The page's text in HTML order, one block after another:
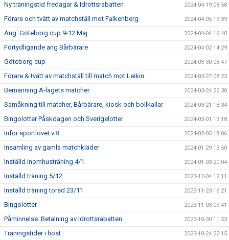
Ny träningstid fredagar & Idrottsrabatten 2024-04-19 08:58
Förare och tvätt av matchställ mot Falkenberg 2024-04-05 19:39
Ang. Göteborg cup 9-12 Maj. 2024-04-04 16:40
Förtydligande ang Bårbärare 2024-04-02 14:29
Göteborg cup 2024-03-30 08:47
Förare & tvätt av matchställ till match mot Leikin. 2024-03-27 08:23
Bemanning A-lagets matcher 2024-03-24 22:30
Samåkning till matcher, Bårbärare, kiosk och bollkallar 2024-03-21 18:34
Bingolotter Påskdagen och Sverigelotter 2024-03-01 13:18
Inför sportlovet v.8 2024-02-05 18:06
Insamling av gamla matchkläder 2024-01-29 13:50
Inställd inomhusträning 4/1. 2024-01-03 20:04
Inställd träning 5/12 2023-12-04 12:11
Inställd träning torsd 23/11 2023-11-23 16:21
Bingolotter 2023-11-03 09:41
Påminnelse: Betalning av Idrottsrabatten 2023-10-30 11:53
Träningstider i höst 2023-10-24 22:15